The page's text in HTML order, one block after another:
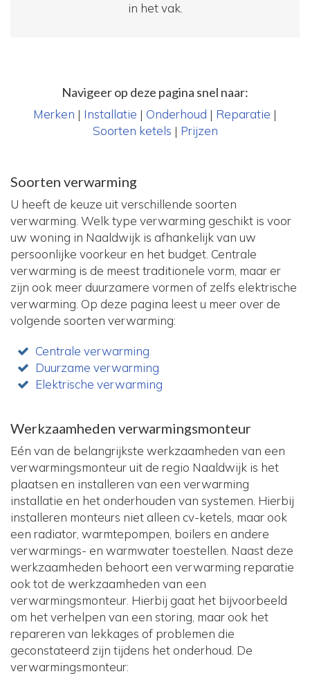
in het vak.
Navigeer op deze pagina snel naar:
Merken | Installatie | Onderhoud | Reparatie |
Soorten ketels | Prijzen
Soorten verwarming
U heeft de keuze uit verschillende soorten
verwarming. Welk type verwarming geschikt is voor
uw woning in Naaldwijk is afhankelijk van uw
persoonlijke voorkeur en het budget. Centrale
verwarming is de meest traditionele vorm, maar er
zijn ook meer duurzamere vormen of zelfs elektrische
verwarming. Op deze pagina leest u meer over de
volgende soorten verwarming:
Centrale verwarming
Duurzame verwarming
Elektrische verwarming
Werkzaamheden verwarmingsmonteur
Eén van de belangrijkste werkzaamheden van een
verwarmingsmonteur uit de regio Naaldwijk is het
plaatsen en installeren van een verwarming
installatie en het onderhouden van systemen. Hierbij
installeren monteurs niet alleen cv-ketels, maar ook
een radiator, warmtepompen, boilers en andere
verwarmings- en warmwater toestellen. Naast deze
werkzaamheden behoort een verwarming reparatie
ook tot de werkzaamheden van een
verwarmingsmonteur. Hierbij gaat het bijvoorbeeld
om het verhelpen van een storing, maar ook het
repareren van lekkages of problemen die
geconstateerd zijn tijdens het onderhoud. De
verwarmingsmonteur: